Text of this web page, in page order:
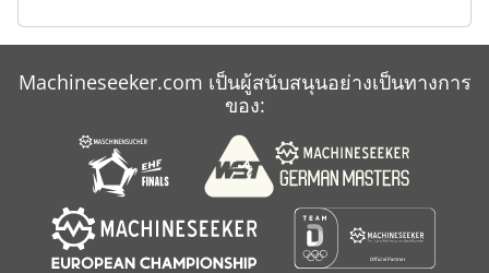
Machineseeker.com เป็นผู้สนับสนุนอย่างเป็นทางการ
ของ: